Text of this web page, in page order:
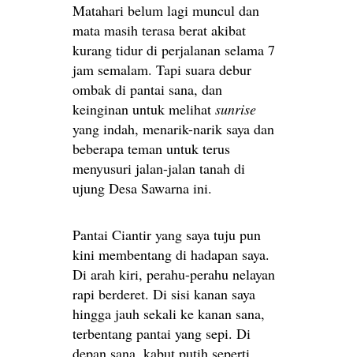
Matahari belum lagi muncul dan
mata masih terasa berat akibat
kurang tidur di perjalanan selama 7
jam semalam. Tapi suara debur
ombak di pantai sana, dan
keinginan untuk melihat sunrise
yang indah, menarik-narik saya dan
beberapa teman untuk terus
menyusuri jalan-jalan tanah di
ujung Desa Sawarna ini.
Pantai Ciantir yang saya tuju pun
kini membentang di hadapan saya.
Di arah kiri, perahu-perahu nelayan
rapi berderet. Di sisi kanan saya
hingga jauh sekali ke kanan sana,
terbentang pantai yang sepi. Di
depan sana, kabut putih seperti